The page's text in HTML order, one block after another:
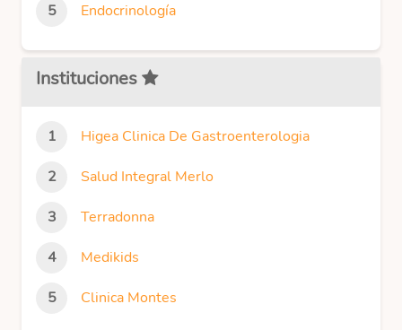
Endocrinología
Instituciones
Higea Clinica De Gastroenterologia
Salud Integral Merlo
Terradonna
Medikids
Clinica Montes